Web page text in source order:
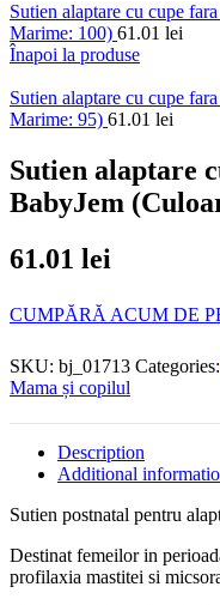
Sutien alaptare cu cupe
Marime: 100) 61.01 lei
Înapoi la produse
Sutien alaptare cu cupe
Marime: 95) 61.01 lei
Sutien alaptare
BabyJem
61.01 lei
CUMPĂRĂ ACUM DE
SKU: bj_01713 Categories:
Mama și copilul
Description
Additional
Sutien postnatal pentru
Destinat femeilor in
profilaxia mastitei si